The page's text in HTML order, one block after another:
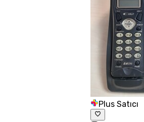
Plus Satıcı